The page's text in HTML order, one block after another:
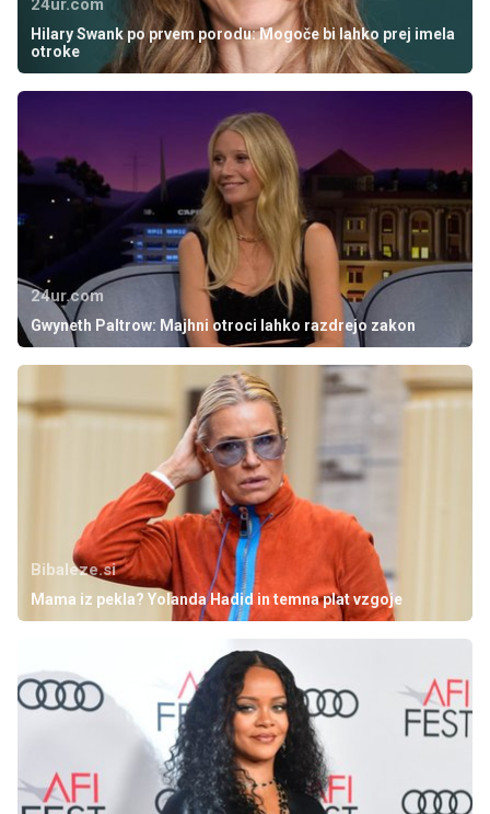
Hilary Swank po prvem porodu: Mogoče bi lahko prej imela
otroke
24ur.com
Gwyneth Paltrow: Majhni otroci lahko razdrejo zakon
Bibaleze.si
Mama iz pekla? Yolanda Hadid in temna plat vzgoje